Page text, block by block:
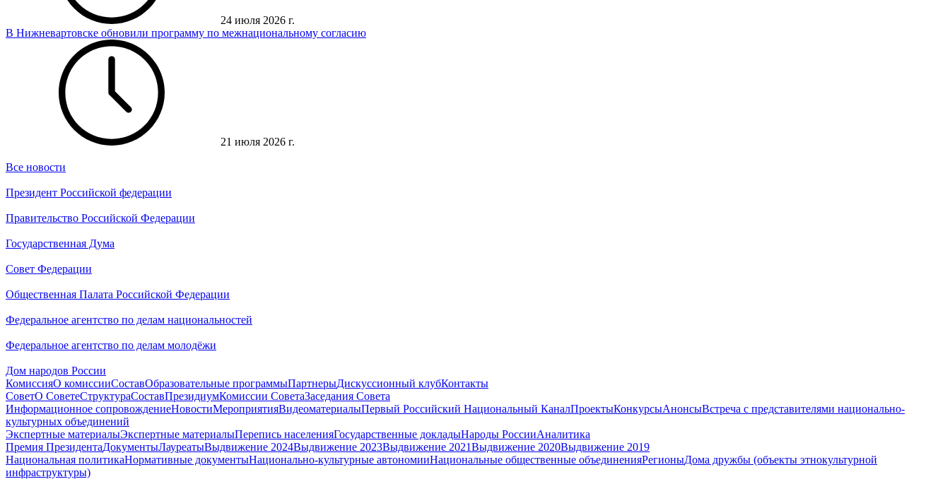
24 июля 2026 г.
В Нижневартовске обновили программу по межнациональному согласию
21 июля 2026 г.
Все новости
Президент Российской федерации
Правительство Российской Федерации
Государственная Дума
Совет Федерации
Общественная Палата Российской Федерации
Федеральное агентство по делам национальностей
Федеральное агентство по делам молодёжи
Дом народов России
КомиссияО комиссииСоставОбразовательные программыПартнерыДискуссионный клубКонтакты
СоветО СоветеСтруктураСоставПрезидиумКомиссии СоветаЗаседания Совета
Информационное сопровождениеНовостиМероприятияВидеоматериалыПервый Российский Национальный КаналПроектыКонкурсыАнонсыВстреча с представителями национально-
культурных объединений
Экспертные материалыЭкспертные материалыПерепись населенияГосударственные докладыНароды РоссииАналитика
Премия ПрезидентаДокументыЛауреатыВыдвижение 2024Выдвижение 2023Выдвижение 2021Выдвижение 2020Выдвижение 2019
Национальная политикаНормативные документыНационально-культурные автономииНациональные общественные объединенияРегионыДома дружбы (объекты этнокультурной
инфраструктуры)